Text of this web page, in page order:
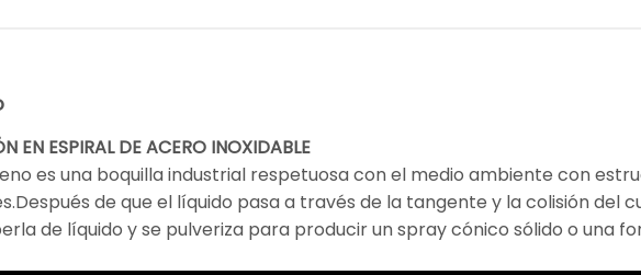
EN ESPIRAL DE ACERO INOXIDABLE
es una boquilla industrial respetuosa con el medio ambiente con
de que el líquido pasa a través de la tangente y la colisión del
de líquido y se pulveriza para producir un spray cónico sólido o una